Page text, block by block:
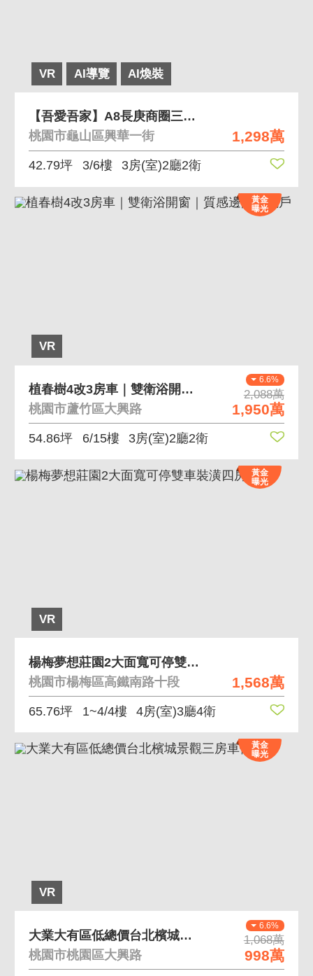
VR AI導覽 AI煥裝
1,298萬
【吾愛吾家】A8長庚商圈三面採光電梯華廈3房車
桃園市龜山區興華一街
42.79坪 3/6樓 3房(室)2廳2衛
VR
黃金
曝光
6.6%
2,088萬
1,950萬
植春樹4改3房車｜雙衛浴開窗｜質感邊間景觀戶
桃園市蘆竹區大興路
54.86坪 6/15樓 3房(室)2廳2衛
VR
黃金
曝光
1,568萬
楊梅夢想莊園2大面寬可停雙車裝潢四房別墅
桃園市楊梅區高鐵南路十段
65.76坪 1~4/4樓 4房(室)3廳4衛
VR
黃金
曝光
6.6%
1,068萬
998萬
大業大有區低總價台北檳城景觀三房車位
桃園市桃園區大興路